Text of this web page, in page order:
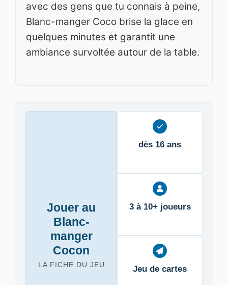
avec des gens que tu connais à peine,
Blanc-manger Coco brise la glace en
quelques minutes et garantit une
ambiance survoltée autour de la table.
Jouer au
Blanc-
manger
Cocon
LA FICHE DU JEU
dès 16 ans
3 à 10+ joueurs
Jeu de cartes